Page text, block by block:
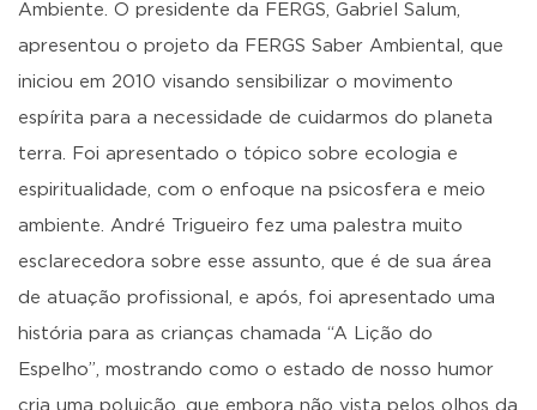
Ambiente. O presidente da FERGS, Gabriel Salum,
apresentou o projeto da FERGS Saber Ambiental, que
iniciou em 2010 visando sensibilizar o movimento
espírita para a necessidade de cuidarmos do planeta
terra. Foi apresentado o tópico sobre ecologia e
espiritualidade, com o enfoque na psicosfera e meio
ambiente. André Trigueiro fez uma palestra muito
esclarecedora sobre esse assunto, que é de sua área
de atuação profissional, e após, foi apresentado uma
história para as crianças chamada “A Lição do
Espelho”, mostrando como o estado de nosso humor
cria uma poluição, que embora não vista pelos olhos da